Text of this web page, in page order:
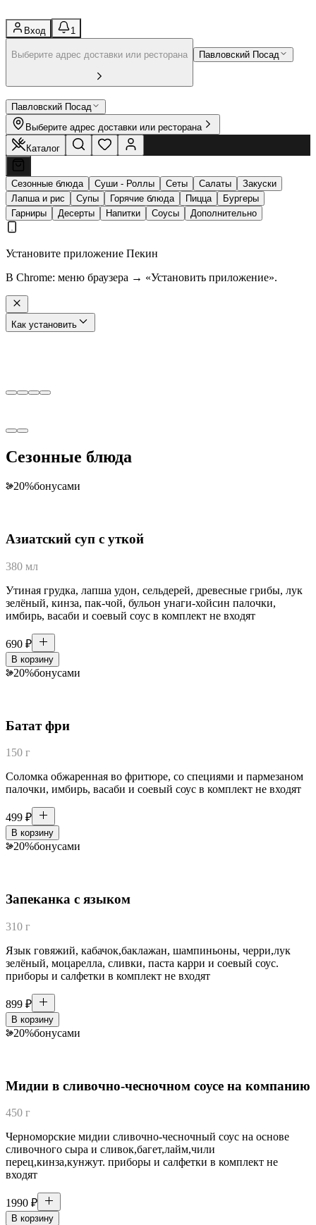
Вход 1
Выберите адрес доставки или ресторана Павловский Посад
Павловский Посад
Выберите адрес доставки или ресторана
Каталог
Сезонные блюда Суши - Роллы Сеты Салаты
Закуски
Лапша и рис
Супы Горячие блюда Пицца
Бургеры
Гарниры
Десерты Напитки Соусы Дополнительно
Установите приложение Пекин
В Chrome: меню браузера → «Установить приложение».
Как установить
Сезонные блюда
20%бонусами
Азиатский суп с уткой
380 мл
Утиная грудка, лапша удон, сельдерей, древесные грибы, лук
зелёный, кинза, пак-чой, бульон унаги-хойсин палочки,
имбирь, васаби и соевый соус в комплект не входят
690 ₽
В корзину
20%бонусами
Батат фри
150 г
Соломка обжаренная во фритюре, со специями и пармезаном
палочки, имбирь, васаби и соевый соус в комплект не входят
499 ₽
В корзину
20%бонусами
Запеканка с языком
310 г
Язык говяжий, кабачок,баклажан, шампиньоны, черри,лук
зелёный, моцарелла, сливки, паста карри и соевый соус.
приборы и салфетки в комплект не входят
899 ₽
В корзину
20%бонусами
Мидии в сливочно-чесночном соусе на компанию
450 г
Черноморские мидии сливочно-чесночный соус на основе
сливочного сыра и сливок,багет,лайм,чили
перец,кинза,кунжут. приборы и салфетки в комплект не
входят
1990 ₽
В корзину